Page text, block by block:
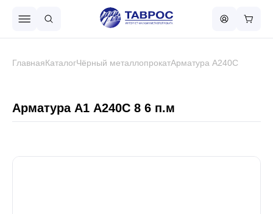
ГлавнаяКаталогЧёрный металлопрокатАрматура А240С
Арматура А1 А240С 8 6 п.м